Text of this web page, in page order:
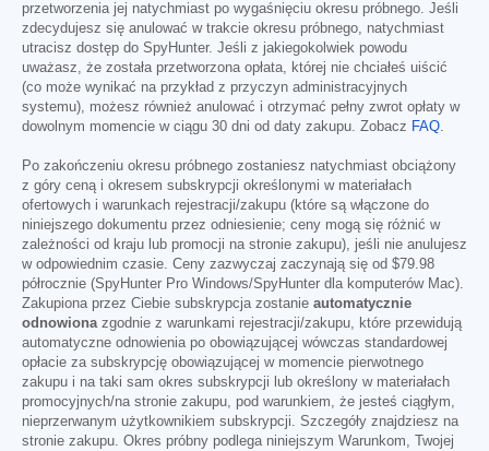
przetworzenia jej natychmiast po wygaśnięciu okresu próbnego. Jeśli
zdecydujesz się anulować w trakcie okresu próbnego, natychmiast
utracisz dostęp do SpyHunter. Jeśli z jakiegokolwiek powodu
uważasz, że została przetworzona opłata, której nie chciałeś uiścić
(co może wynikać na przykład z przyczyn administracyjnych
systemu), możesz również anulować i otrzymać pełny zwrot opłaty w
dowolnym momencie w ciągu 30 dni od daty zakupu. Zobacz FAQ.
Po zakończeniu okresu próbnego zostaniesz natychmiast obciążony
z góry ceną i okresem subskrypcji określonymi w materiałach
ofertowych i warunkach rejestracji/zakupu (które są włączone do
niniejszego dokumentu przez odniesienie; ceny mogą się różnić w
zależności od kraju lub promocji na stronie zakupu), jeśli nie anulujesz
w odpowiednim czasie. Ceny zazwyczaj zaczynają się od $79.98
półrocznie (SpyHunter Pro Windows/SpyHunter dla komputerów Mac).
Zakupiona przez Ciebie subskrypcja zostanie automatycznie
odnowionazgodnie z warunkami rejestracji/zakupu, które przewidują
automatyczne odnowienia po obowiązującej wówczas standardowej
opłacie za subskrypcję obowiązującej w momencie pierwotnego
zakupu i na taki sam okres subskrypcji lub określony w materiałach
promocyjnych/na stronie zakupu, pod warunkiem, że jesteś ciągłym,
nieprzerwanym użytkownikiem subskrypcji. Szczegóły znajdziesz na
stronie zakupu. Okres próbny podlega niniejszym Warunkom, Twojej